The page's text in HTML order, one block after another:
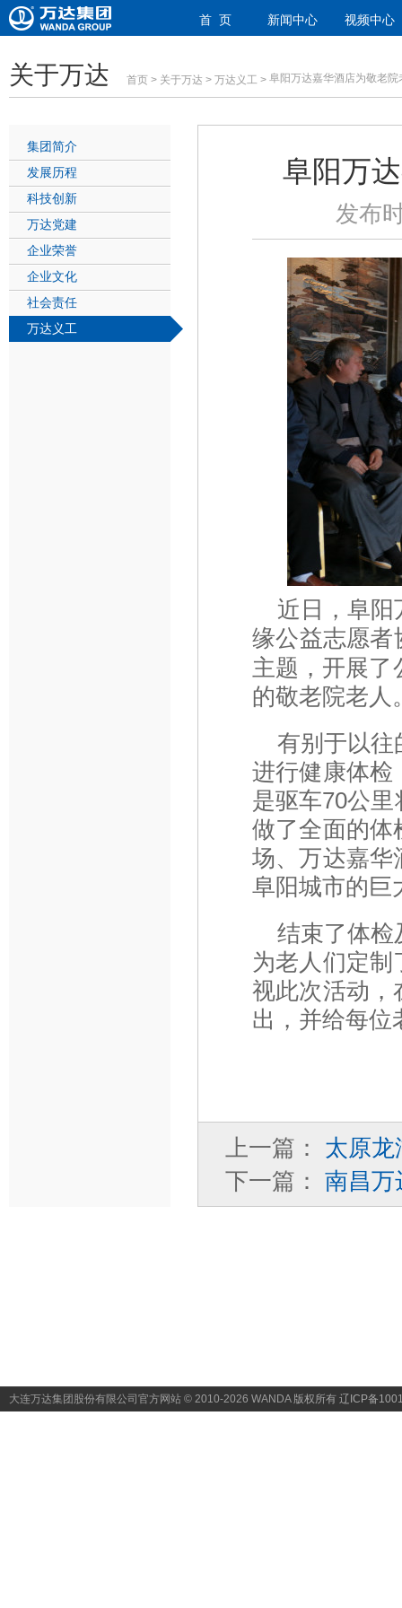
首 页 新闻中心 视频中心
关于万达 首页 > 关于万达 > 万达义工 > 阜阳万达嘉华酒店为敬老院
集团简介
发展历程
科技创新
万达党建
企业荣誉
企业文化
社会责任
万达义工
阜阳万
发布
近日，阜
缘公益志愿者
主题，开展了
的敬老院老人
有别于以往
进行健康体检
是驱车70公
做了全面的体
场、万达嘉华
阜阳城市的巨
结束了体检
为老人们定
视此次活动，
出，并给每位
上一篇：
太原龙
下一篇： 南昌万
大连万达集团股份有限公司官方网站 © 2010-2026 WANDA 版权所有 辽ICP备